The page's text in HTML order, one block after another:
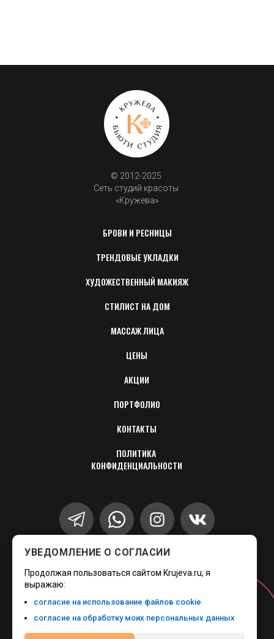
© 2012-2025
Сеть студий красоты
«Кружева»
+7 (499) 346-89-17
БРОВИ И РЕСНИЦЫ
ТРЕНДОВЫЕ УКЛАДКИ
ХУДОЖЕСТВЕННЫЙ МАКИЯЖ
СТИЛИСТ НА ДОМ
МАССАЖ ЛИЦА
ЦЕНЫ
АКЦИИ
ПОРТФОЛИО
КОНТАКТЫ
ПОЛИТИКА
КОНФИДЕНЦИАЛЬНОСТИ
Онлайн-
УВЕДОМЛЕНИЕ О СОГЛАСИИ
Продолжая пользоваться сайтом Krujeva.ru, я
выражаю:
согласие на использование файлов cookie
согласие на обработку моих персональных данных